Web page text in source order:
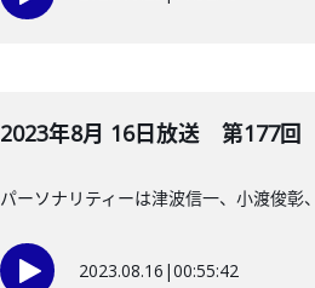
2023年8月 16日放送 第177回
パーソナリティーは津波信一、小渡俊彰
2023.08.16 |00:55:42